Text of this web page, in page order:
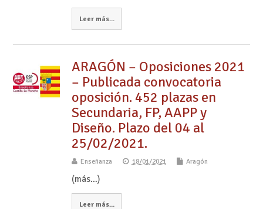
Leer más...
ARAGÓN – Oposiciones 2021
– Publicada convocatoria
oposición. 452 plazas en
Secundaria, FP, AAPP y
Diseño. Plazo del 04 al
25/02/2021.
Enseñanza 18/01/2021 Aragón
(más…)
Leer más...